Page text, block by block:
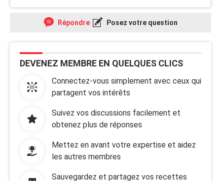
Répondre Posez votre question
DEVENEZ MEMBRE EN QUELQUES CLICS
Connectez-vous simplement avec ceux qui
partagent vos intérêts
Suivez vos discussions facilement et
obtenez plus de réponses
Mettez en avant votre expertise et aidez
les autres membres
Sauvegardez et partagez vos recettes